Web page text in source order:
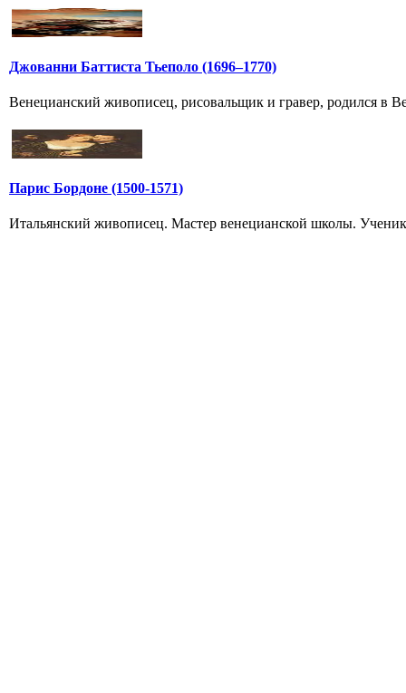
Джованни Баттиста Тьеполо (1696–1770)
Венецианский живописец, рисовальщик и гравер, родился в
Парис Бордоне (1500-1571)
Итальянский живописец. Мастер венецианской школы.